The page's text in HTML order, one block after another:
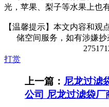
光，苹果、梨子等水果上也
【温馨提示】本文内容和观
储空间服务，如有涉嫌抄
打赏
上一篇： 尼龙过滤
公司 尼龙过滤袋厂